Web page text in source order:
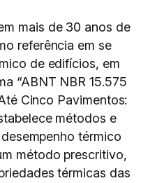
mais de 30 anos de
referência em se
de edifícios, em
“ABNT NBR 15.575
Cinco Pavimentos:
métodos e
térmico
método prescritivo,
térmicas das